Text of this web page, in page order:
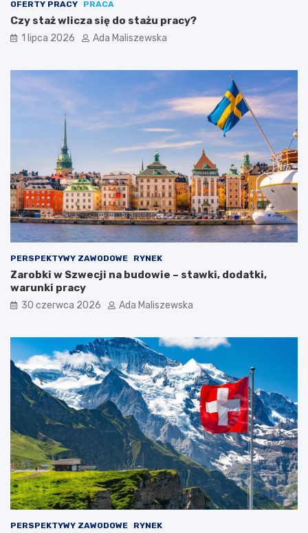
OFERTY PRACY PRACA
Czy staż wlicza się do stażu pracy?
1 lipca 2026 Ada Maliszewska
PERSPEKTYWY ZAWODOWE RYNEK
Zarobki w Szwecji na budowie – stawki, dodatki,
warunki pracy
30 czerwca 2026 Ada Maliszewska
PERSPEKTYWY ZAWODOWE RYNEK